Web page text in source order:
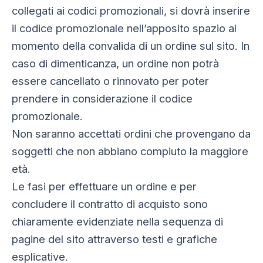
collegati ai codici promozionali, si dovrà inserire
il codice promozionale nell’apposito spazio al
momento della convalida di un ordine sul sito. In
caso di dimenticanza, un ordine non potrà
essere cancellato o rinnovato per poter
prendere in considerazione il codice
promozionale.
Non saranno accettati ordini che provengano da
soggetti che non abbiano compiuto la maggiore
età.
Le fasi per effettuare un ordine e per
concludere il contratto di acquisto sono
chiaramente evidenziate nella sequenza di
pagine del sito attraverso testi e grafiche
esplicative.